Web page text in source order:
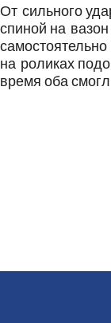
От сильного
спиной на
на роликах
время оба